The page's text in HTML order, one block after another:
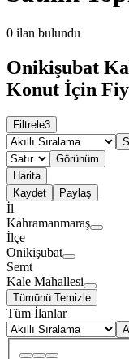
0 ilan bulundu
Onikişubat
Konut İçin
Filtrele3
Görünüm
Harita
Kaydet
Paylaş
İl
Kahramanmaraş
İlçe
Onikişubat
Semt
Kale Mahallesi
Tümünü Temizle
Tüm İlanlar